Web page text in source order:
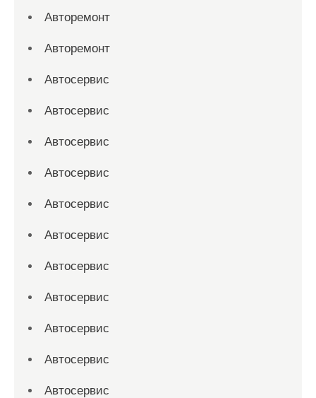
Авторемонт
Авторемонт
Автосервис
Автосервис
Автосервис
Автосервис
Автосервис
Автосервис
Автосервис
Автосервис
Автосервис
Автосервис
Автосервис